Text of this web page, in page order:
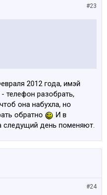
#23
2012 года, имэй
телефон разобрать,
она набухла, но
обратно
И в
следущий день поменяют.
#24